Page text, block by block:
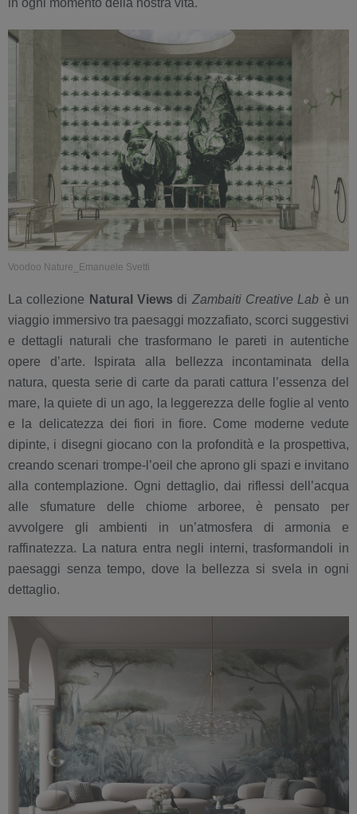
in ogni momento della nostra vita.
Voodoo Nature_Emanuele Svetti
La collezione Natural Views di Zambaiti Creative Lab è un
viaggio immersivo tra paesaggi mozzafiato, scorci suggestivi
e dettagli naturali che trasformano le pareti in autentiche
opere d’arte. Ispirata alla bellezza incontaminata della
natura, questa serie di carte da parati cattura l’essenza del
mare, la quiete di un ago, la leggerezza delle foglie al vento
e la delicatezza dei fiori in fiore. Come moderne vedute
dipinte, i disegni giocano con la profondità e la prospettiva,
creando scenari trompe-l’oeil che aprono gli spazi e invitano
alla contemplazione. Ogni dettaglio, dai riflessi dell’acqua
alle sfumature delle chiome arboree, è pensato per
avvolgere gli ambienti in un’atmosfera di armonia e
raffinatezza. La natura entra negli interni, trasformandoli in
paesaggi senza tempo, dove la bellezza si svela in ogni
dettaglio.